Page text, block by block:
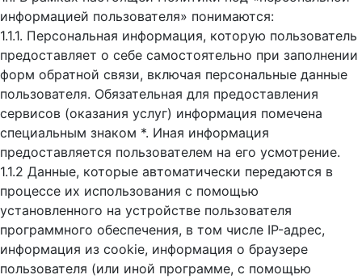
информацией пользователя» понимаются:
1.1.1. Персональная информация, которую пользователь
предоставляет о себе самостоятельно при заполнении
форм обратной связи, включая персональные данные
пользователя. Обязательная для предоставления
сервисов (оказания услуг) информация помечена
специальным знаком *. Иная информация
предоставляется пользователем на его усмотрение.
1.1.2 Данные, которые автоматически передаются в
процессе их использования с помощью
установленного на устройстве пользователя
программного обеспечения, в том числе IP-адрес,
информация из cookie, информация о браузере
пользователя (или иной программе, с помощью